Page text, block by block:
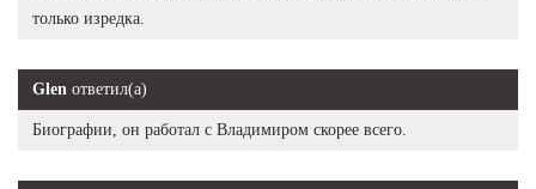
только изредка.
Glen ответил(а)
Биографии, он работал с Владимиром скорее всего.